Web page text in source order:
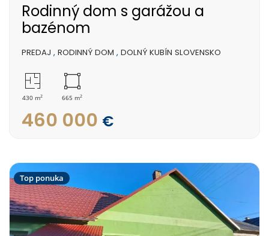
Rodinný dom s garážou a
bazénom
PREDAJ , RODINNÝ DOM , DOLNÝ KUBÍN SLOVENSKO
430 m2 665 m2
460 000 €
Top ponuka